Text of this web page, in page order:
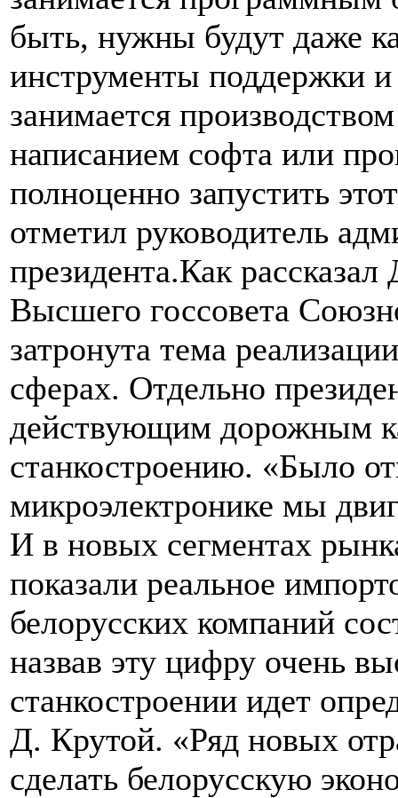
быть, нужны будут даже
инструменты поддержки
занимается
написанием софта или
полноценно запустить
отметил руководитель
президента.Как
Высшего госсовета
затронута тема
сферах. Отдельно
действующим дорожным
станкостроению. «Было
микроэлектронике мы
И в новых сегментах
показали реальное
белорусских компаний
назвав эту цифру очень
станкостроении идет
Д. Крутой. «Ряд новых
сделать белорусскую